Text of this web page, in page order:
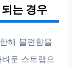
는 경우
해 불편함을
운 스트랩으